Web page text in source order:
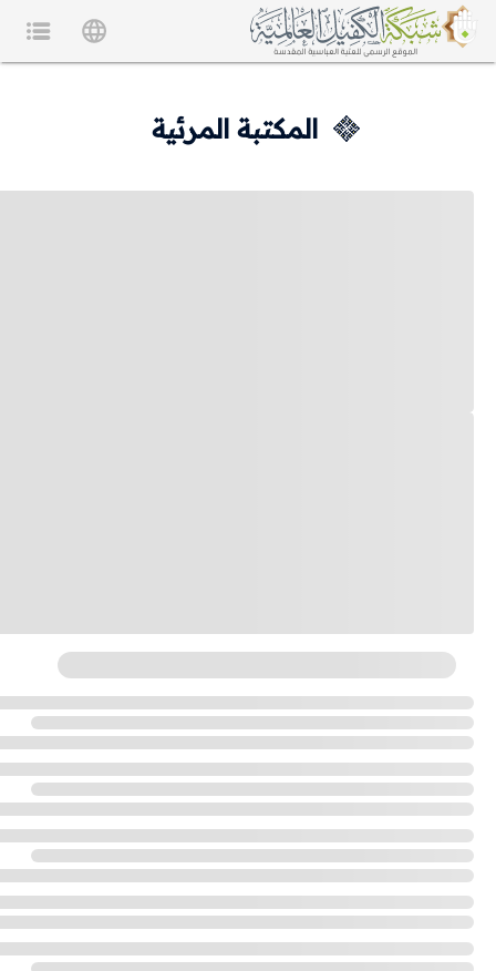
المكتبة المرئية